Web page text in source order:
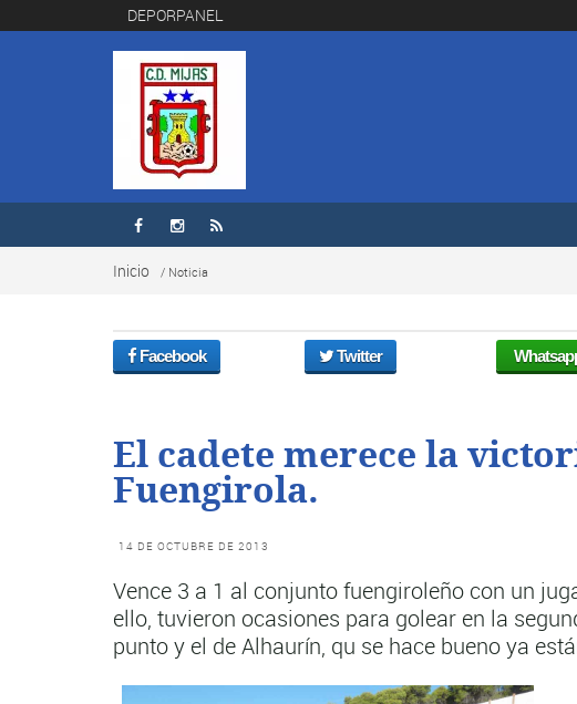
DEPORPANEL
  
Inicio / Noticia
Facebook Twitter
El cadete merece la
Fuengirola.
14 DE OCTUBRE DE 2013
Vence 3 a 1 al conjunto fuengiroleño con un
ello, tuvieron ocasiones para golear en la
punto y el de Alhaurín, qu se hace bueno ya